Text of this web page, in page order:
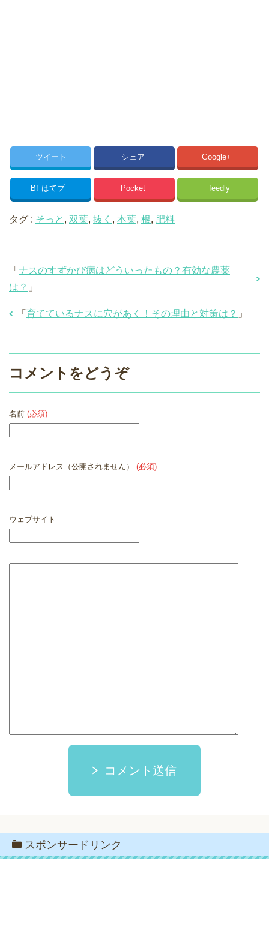
ツイート シェア Google+
B! はてブ Pocket feedly
タグ : そっと , 双葉, 抜く , 本葉, 根, 肥料
「 ナスのすずかび病はどういったもの？有効な農薬
は？ 」
「 育てているナスに穴があく！その理由と対策は？ 」
コメントをどうぞ
名前 (必須)
メールアドレス（公開されません） (必須)
ウェブサイト
コメント送信
スポンサードリンク